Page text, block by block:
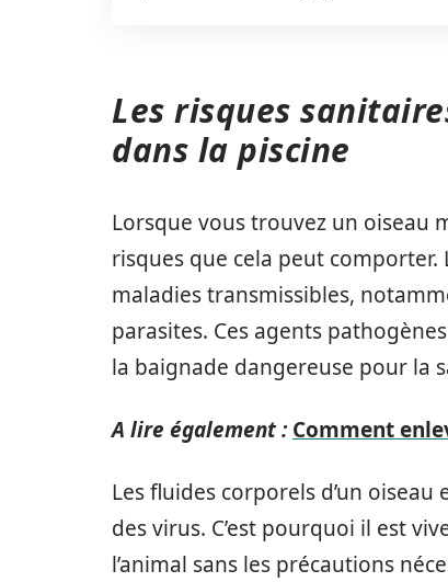
Les risques
dans la piscine
Lorsque vous trouvez un oiseau
risques que cela peut
maladies transmissibles,
parasites. Ces agents
la baignade dangereuse pour la
A lire également : Comment
Les fluides corporels d’un
des virus. C’est pourquoi il est
l’animal sans les précautions